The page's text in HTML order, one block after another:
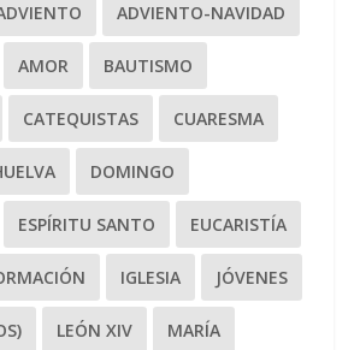
ADVIENTO-NAVIDAD
AMOR BAUTISMO
CATEQUISTAS CUARESMA
DOMINGO
ESPÍRITU SANTO EUCARISTÍA
IGLESIA JÓVENES
LEÓN XIV MARÍA